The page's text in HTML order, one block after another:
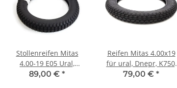
Stollenreifen Mitas
4.00-19 E05 Ural,
Dnepr, K750, M72.
89,00 € *
Reifen Mitas 4.00x19
für ural, Dnepr, K750,
M72.
79,00 € *